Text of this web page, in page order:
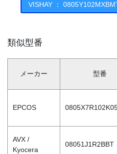
VISHAY ：
類似型番
メーカー 型番
EPCOS
AVX /
Kyocera
08051J1R2BBT